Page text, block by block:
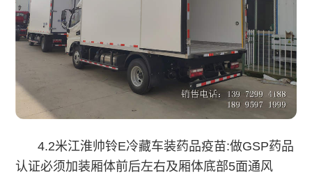
4.2米江淮帅铃E冷藏车装药品疫苗:做GSP药品
认证必须加装厢体前后左右及厢体底部5面通风